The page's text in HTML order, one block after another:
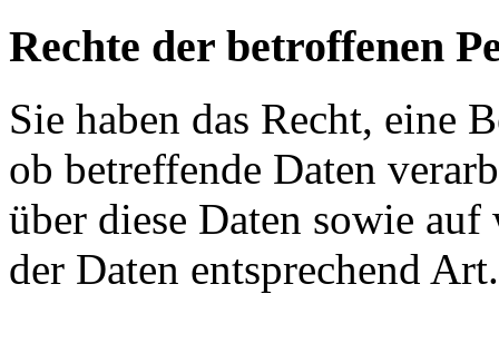
Rechte der betroffenen
Sie haben das Recht, eine
ob betreffende Daten
über diese Daten sowie
der Daten entsprechend